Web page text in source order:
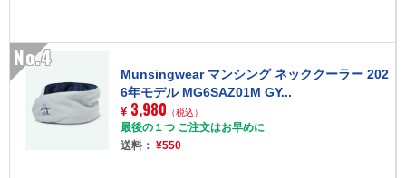
No.4
Munsingwear マンシング ネッククーラー 202
6年モデル MG6SAZ01M GY...
¥ 3,980 （税込）
最後の１つ ご注文はお早めに
送料：¥550